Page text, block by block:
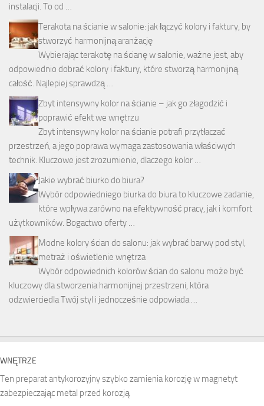
instalacji. To od …
Terakota na ścianie w salonie: jak łączyć kolory i faktury, by
stworzyć harmonijną aranżację
Wybierając terakotę na ścianę w salonie, ważne jest, aby
odpowiednio dobrać kolory i faktury, które stworzą harmonijną
całość. Najlepiej sprawdzą …
Zbyt intensywny kolor na ścianie – jak go złagodzić i
poprawić efekt we wnętrzu
Zbyt intensywny kolor na ścianie potrafi przytłaczać
przestrzeń, a jego poprawa wymaga zastosowania właściwych
technik. Kluczowe jest zrozumienie, dlaczego kolor …
Jakie wybrać biurko do biura?
Wybór odpowiedniego biurka do biura to kluczowe zadanie,
które wpływa zarówno na efektywność pracy, jak i komfort
użytkowników. Bogactwo oferty …
Modne kolory ścian do salonu: jak wybrać barwy pod styl,
metraż i oświetlenie wnętrza
Wybór odpowiednich kolorów ścian do salonu może być
kluczowy dla stworzenia harmonijnej przestrzeni, która
odzwierciedla Twój styl i jednocześnie odpowiada …
WNĘTRZE
Ten preparat antykorozyjnyszybko zamienia korozję w magnetyt
zabezpieczając metal przed korozją